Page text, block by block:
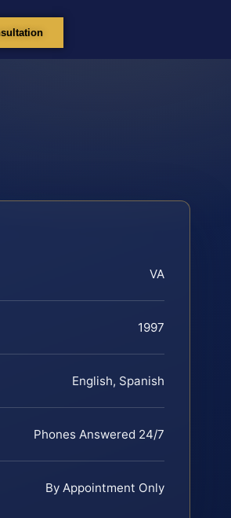
VA
1997
English, Spanish
Phones Answered 24/7
By Appointment Only